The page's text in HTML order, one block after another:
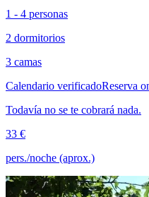
1 - 4 personas
2 dormitorios
3 camas
Calendario verificadoReserva
Todavía no se te cobrará nada.
33 €
pers./noche (aprox.)